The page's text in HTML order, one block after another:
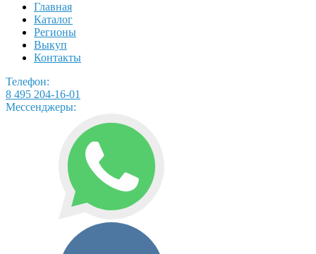
Главная
Каталог
Регионы
Выкуп
Контакты
Телефон:
8 495 204-16-01
Мессенджеры: